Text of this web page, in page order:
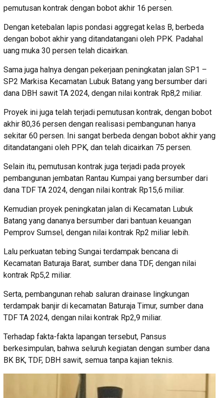
pemutusan kontrak dengan bobot akhir 16 persen.
Dengan ketebalan lapis pondasi aggregat kelas B, berbeda
dengan bobot akhir yang ditandatangani oleh PPK. Padahal
uang muka 30 persen telah dicairkan.
Sama juga halnya dengan pekerjaan peningkatan jalan SP1 –
SP2 Markisa Kecamatan Lubuk Batang yang bersumber dari
dana DBH sawit TA 2024, dengan nilai kontrak Rp8,2 miliar.
Proyek ini juga telah terjadi pemutusan kontrak, dengan bobot
akhir 80,36 persen dengan realisasi pembangunan hanya
sekitar 60 persen. Ini sangat berbeda dengan bobot akhir yang
ditandatangani oleh PPK, dan telah dicairkan 75 persen.
Selain itu, pemutusan kontrak juga terjadi pada proyek
pembangunan jembatan Rantau Kumpai yang bersumber dari
dana TDF TA 2024, dengan nilai kontrak Rp15,6 miliar.
Kemudian proyek peningkatan jalan di Kecamatan Lubuk
Batang yang dananya bersumber dari bantuan keuangan
Pemprov Sumsel, dengan nilai kontrak Rp2 miliar lebih.
Lalu perkuatan tebing Sungai terdampak bencana di
Kecamatan Baturaja Barat, sumber dana TDF, dengan nilai
kontrak Rp5,2 miliar.
Serta, pembangunan rehab saluran drainase lingkungan
terdampak banjir di kecamatan Baturaja Timur, sumber dana
TDF TA 2024, dengan nilai kontrak Rp2,9 miliar.
Terhadap fakta-fakta lapangan tersebut, Pansus
berkesimpulan, bahwa seluruh kegiatan dengan sumber dana
BK BK, TDF, DBH sawit, semua tanpa kajian teknis.